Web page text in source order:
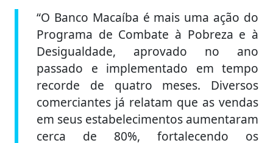
“O Banco Macaíba é mais uma ação do
Programa de Combate à Pobreza e à
Desigualdade, aprovado no ano
passado e implementado em tempo
recorde de quatro meses. Diversos
comerciantes já relatam que as vendas
em seus estabelecimentos aumentaram
cerca de 80%, fortalecendo os